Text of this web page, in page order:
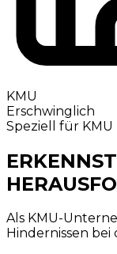
KMU
Erschwinglich
Speziell für KMU
Als KMU-
Hindernissen